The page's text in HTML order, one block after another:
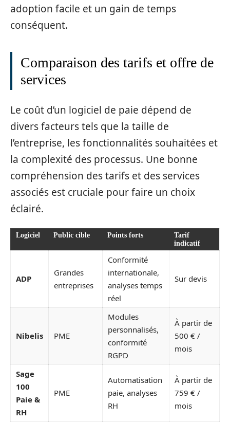
adoption facile et un gain de temps
conséquent.
Comparaison des tarifs et offre de
services
Le coût d’un logiciel de paie dépend de
divers facteurs tels que la taille de
l’entreprise, les fonctionnalités souhaitées et
la complexité des processus. Une bonne
compréhension des tarifs et des services
associés est cruciale pour faire un choix
éclairé.
Logiciel Public cible Points forts
Tarif
indicatif
ADP
Grandes
entreprises
Conformité
internationale,
analyses temps
réel
Sur devis
Nibelis PME
Modules
personnalisés,
conformité
RGPD
À partir de
500 € /
mois
Sage
100
Paie &
RH
PME
Automatisation
paie, analyses
RH
À partir de
759 € /
mois